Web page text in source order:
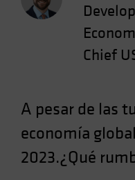
Norway
Other Asia-Pacific
South Korea - 대한
Spain
Sweden
Chief
A pesar de las
economía
2023.¿Qué